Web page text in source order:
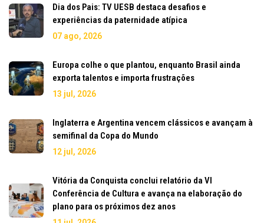
Dia dos Pais: TV UESB destaca desafios e
experiências da paternidade atípica
07 ago, 2026
Europa colhe o que plantou, enquanto Brasil ainda
exporta talentos e importa frustrações
13 jul, 2026
Inglaterra e Argentina vencem clássicos e avançam à
semifinal da Copa do Mundo
12 jul, 2026
Vitória da Conquista conclui relatório da VI
Conferência de Cultura e avança na elaboração do
plano para os próximos dez anos